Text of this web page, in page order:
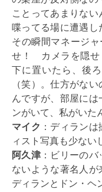
ことってあまりない
喋ってる場に遭遇し
その瞬間マネージ
せ！ カメラを隠せ
下に置いたら、後
（笑）。仕方がな
んですが、部屋に
ンがいて、私がいた
マイク ：ディラン
ィスト写真も少ない
阿久津 ：ビリーの
ないような著名人
ディランとドン・ヘ